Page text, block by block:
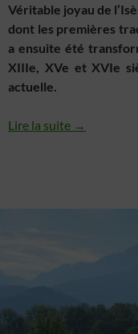
Véritable joyau de
dont les premières
a ensuite été
XIIIe, XVe et XVIe
actuelle.
Lire la suite →